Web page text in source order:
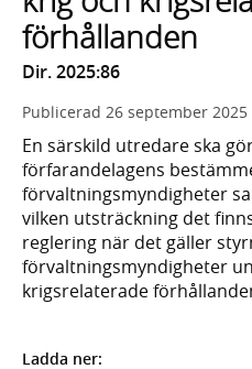
förhållanden
Dir. 2025:86
Publicerad 26 september 2025
En särskild utredare ska
förfarandelagens
förvaltningsmyndigheter
vilken utsträckning det
reglering när det gäller
förvaltningsmyndigheter
krigsrelaterade
Ladda ner: